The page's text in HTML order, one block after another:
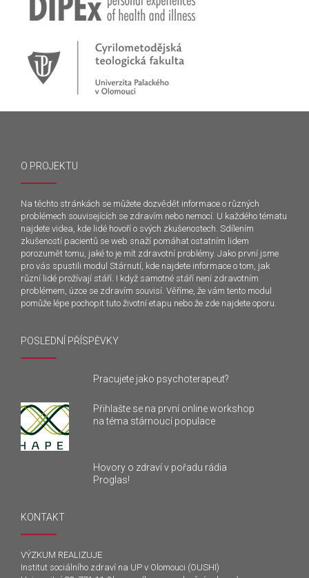
O PROJEKTU
Na těchto stránkách se můžete dozvědět informace o různých
problémech souvisejících se zdravím nebo nemocí. U každého tématu
najdete videa, kde lidé hovoří o svých zkušenostech. Sdílením
zkušeností pacientů se web snaží pomáhat ostatním lidem
porozumět tomu, jaké to je mít zdravotní problémy. Jako první jsme
pro vás spustili modul Stárnutí, kde najdete informace o tom, jak
různí lidé prožívají stáří. I když samotné stáří není zdravotním
problémem, úzce se zdravím souvisí. Věříme, že vám tento modul
pomůže lépe pochopit tuto životní etapu nebo že zde najdete oporu.
POSLEDNÍ PŘÍSPĚVKY
Pracujete jako psychoterapeut?
Přihlašte se na první online workshop
na téma stárnoucí populace
Hovory o zdraví v pořadu rádia
Proglas!
KONTAKT
VÝZKUM REALIZUJE
Institut sociálního zdraví na UP v Olomouci (OUSHI)